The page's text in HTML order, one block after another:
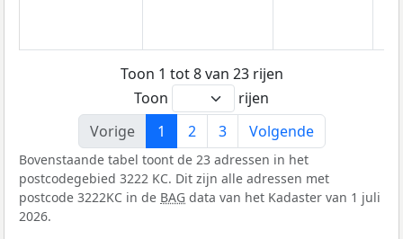
Toon 1 tot 8 van 23 rijen
Toon
rijen
Vorige
1 2 3 Volgende
Bovenstaande tabel toont de 23 adressen in het
postcodegebied 3222 KC. Dit zijn alle adressen met
postcode 3222KC in de BAG data van het Kadaster van 1 juli
2026.